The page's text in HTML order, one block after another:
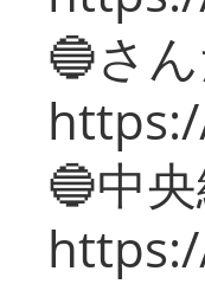
🔵さ
🔵中